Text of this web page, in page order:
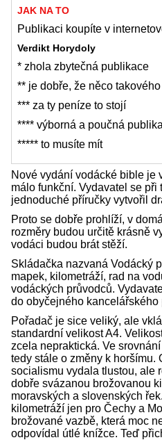
JAK NA TO
Publikaci koupíte v
Verdikt Horydoly
* zhola zbytečná publikace
** je dobře, že něco
*** za ty peníze to stojí
**** výborná a poučná
***** to musíte mít
Nové vydání vodácké bible je
málo funkční. Vydavatel se při
jednoduché příručky vytvořil
Proto se dobře prohlíží, v
rozměry budou určitě krásně
vodáci budou brát stěží.
Skládačka nazvaná Vodácký
mapek, kilometráží, rad na
vodáckých průvodců.
do obyčejného kancelářského
Pořadač je sice veliký, ale
standardní velikost A4.
zcela nepraktická. Ve
tedy stále o změny k horšímu.
socialismu vydala tlustou, ale
dobře svázanou brožovanou
moravských a slovenských
kilometráží jen pro Čechy a
brožované vazbě, která moc
odpovídal útlé knížce. Teď